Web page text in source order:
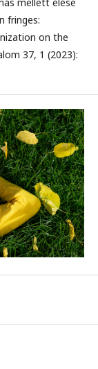
fringes:
on the
37, 1 (2023):